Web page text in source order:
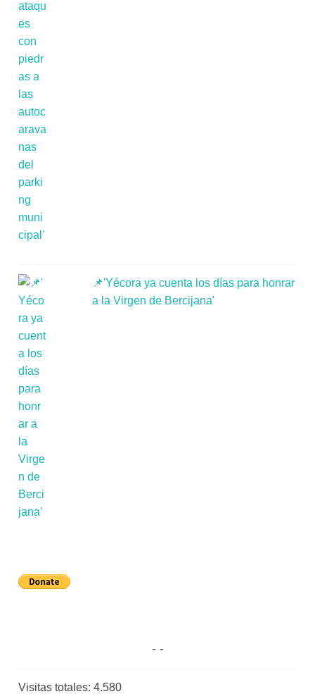
📌'Yécora ya cuenta los días para honrar
a la Virgen de Bercijana'
Visitas totales:4.580